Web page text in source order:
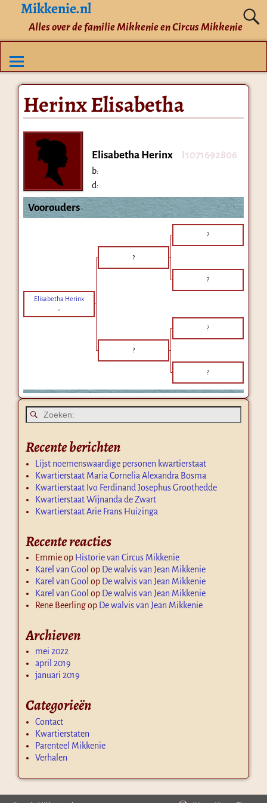
Mikkenie.nl
Alles over de familie Mikkenie en Circus Mikkenie
Herinx Elisabetha
Elisabetha Herinx I1071692806
b:
d:
Voorouders
?
?
?
Elisabetha Herinx
-
?
?
?
Recente berichten
Lijst noemenswaardige personen kwartierstaat
Kwartierstaat Maria Cornelia Alexandra Bosma
Kwartierstaat Ivo Ferdinand Josephus Groothedde
Kwartierstaat Wijnanda de Zwart
Kwartierstaat Arie Frans Huizinga
Recente reacties
Emmieop Historie van Circus Mikkenie
Karel van Gool op De walvis van Jean Mikkenie
Karel van Gool op De walvis van Jean Mikkenie
Karel van Gool op De walvis van Jean Mikkenie
Rene Beerlingop De walvis van Jean Mikkenie
Archieven
mei 2022
april 2019
januari 2019
Categorieën
Contact
Kwartierstaten
Parenteel Mikkenie
Verhalen